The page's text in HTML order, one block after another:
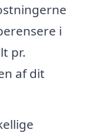
i
pr.
af dit